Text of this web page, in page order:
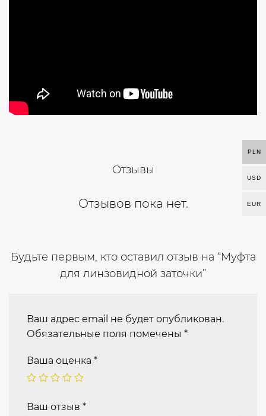
Отзывы
Отзывов пока нет.
Будьте первым, кто оставил отзыв на “Муфта
для линзовидной заточки”
Ваш адрес email не будет опубликован.
Обязательные поля помечены *
Ваша оценка *
Ваш отзыв *
PLN
USD
EUR